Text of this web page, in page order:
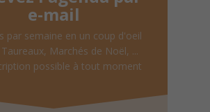
e-mail
par semaine en un coup d'oeil
Marchés de Noël, ...
possible à tout moment